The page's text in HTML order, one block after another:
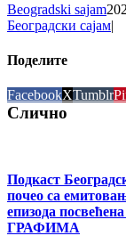
Beogradski sajam
Београдски сајам|
Поделите
FacebookXTumblr
Слично
Подкаст
почео са
епизода
ГРАФИМА